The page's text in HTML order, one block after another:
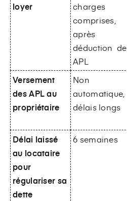
loyer
charges
comprises,
après
déduction
APL
Versement
des APL au
propriétaire
Non
automatique,
délais longs
Délai laissé
au locataire
pour
régulariser sa
dette
6 semaines